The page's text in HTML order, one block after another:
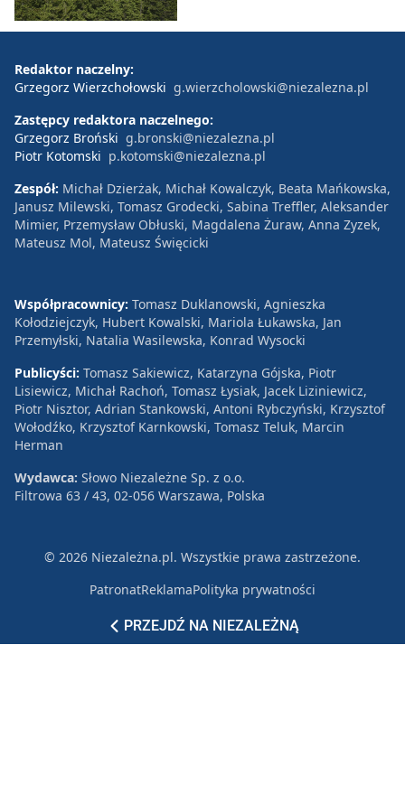
PRZEJDŹ NA NIEZALEŻNĄ
Redaktor naczelny:
Grzegorz Wierzchołowski g.wierzcholowski@niezalezna.pl
Zastępcy redaktora naczelnego:
Grzegorz Broński g.bronski@niezalezna.pl
Piotr Kotomski p.kotomski@niezalezna.pl
Zespół: Michał Dzierżak, Michał Kowalczyk, Beata Mańkowska,
Janusz Milewski, Tomasz Grodecki, Sabina Treffler, Aleksander
Mimier, Przemysław Obłuski, Magdalena Żuraw, Anna Zyzek,
Mateusz Mol, Mateusz Święcicki
Współpracownicy: Tomasz Duklanowski, Agnieszka
Kołodziejczyk, Hubert Kowalski, Mariola Łukawska, Jan
Przemyłski, Natalia Wasilewska, Konrad Wysocki
Publicyści: Tomasz Sakiewicz, Katarzyna Gójska, Piotr
Lisiewicz, Michał Rachoń, Tomasz Łysiak, Jacek Liziniewicz,
Piotr Nisztor, Adrian Stankowski, Antoni Rybczyński, Krzysztof
Wołodźko, Krzysztof Karnkowski, Tomasz Teluk, Marcin
Herman
Wydawca: Słowo Niezależne Sp. z o.o.
Filtrowa 63 / 43, 02-056 Warszawa, Polska
© 2026 Niezależna.pl. Wszystkie prawa zastrzeżone.
PatronatReklamaPolityka prywatności